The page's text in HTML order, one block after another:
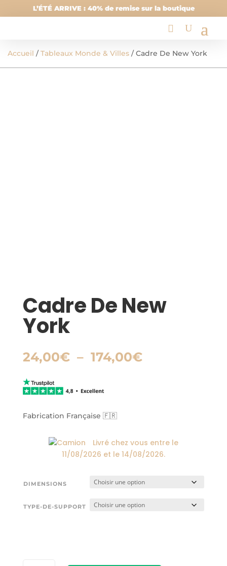
L’ÉTÉ ARRIVE : 40% de remise sur la boutique
Accueil /Tableaux Monde & Villes / Cadre De New York
Cadre De New
York
24,00€ – 174,00€Plage
Fabrication Française 🇫🇷
Livré chez vous entre le
11/08/2026 et le 14/08/2026.
DIMENSIONS
TYPE-DE-SUPPORT